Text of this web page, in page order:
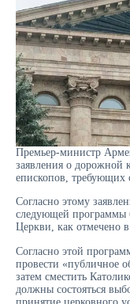
Премьер-министр
заявления о дорожной
епископов, требующих
Согласно этому
следующей программы
Церкви, как отмечено
Согласно этой
провести «публичное
затем сместить
должны состояться